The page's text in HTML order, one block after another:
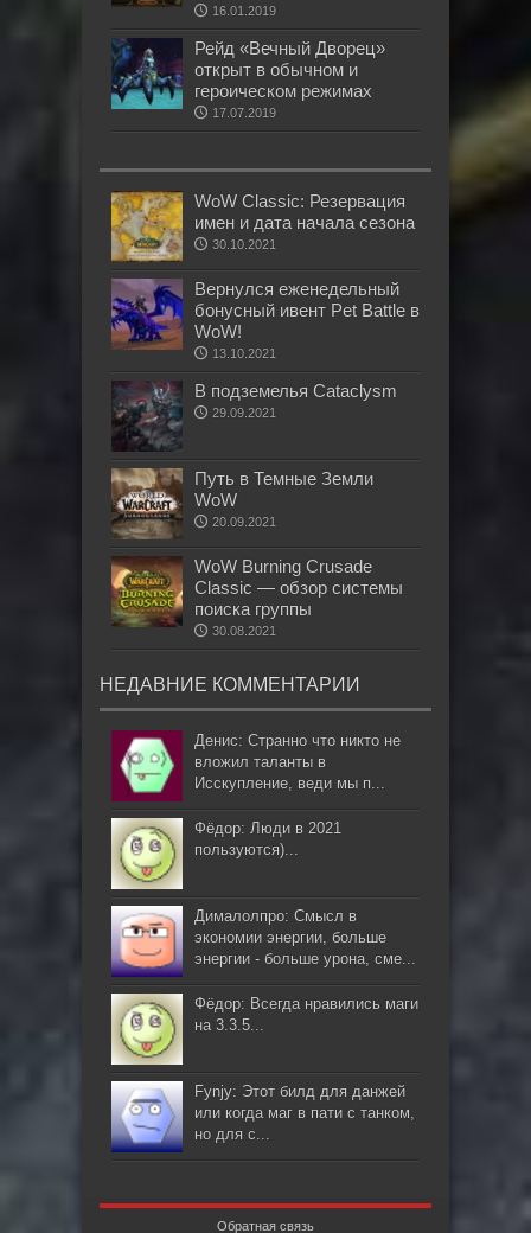
16.01.2019
Рейд «Вечный Дворец»
открыт в обычном и
героическом режимах
17.07.2019
WoW Classic: Резервация
имен и дата начала сезона
30.10.2021
Вернулся еженедельный
бонусный ивент Pet Battle в
WoW!
13.10.2021
В подземелья Cataclysm
29.09.2021
Путь в Темные Земли
WoW
20.09.2021
WoW Burning Crusade
Classic — обзор системы
поиска группы
30.08.2021
НЕДАВНИЕ КОММЕНТАРИИ
Денис: Странно что никто не
вложил таланты в
Исскупление, веди мы п...
Фёдор: Люди в 2021
пользуются)...
Дималолпро: Смысл в
экономии энергии, больше
энергии - больше урона, сме...
Фёдор: Всегда нравились маги
на 3.3.5...
Fynjy: Этот билд для данжей
или когда маг в пати с танком,
но для с...
Обратная связь